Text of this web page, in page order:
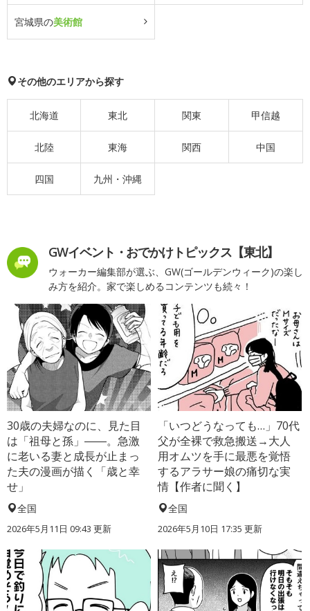
宮城県の美術館
その他のエリアから探す
北海道 東北 関東 甲信越
北陸 東海 関西 中国
四国 九州・沖縄
GWイベント・おでかけトピックス【東北】
ウォーカー編集部が選ぶ、GW(ゴールデンウィーク)の楽し
み方を紹介。家で楽しめるコンテンツも続々！
30歳の夫婦なのに、見た目
は「祖母と孫」――。急激
に老いる妻と成長が止まっ
た夫の漫画が描く「歳と幸
せ」
全国
2026年5月11日 09:43 更新
「いつどうなっても…」70代
父が全裸で救急搬送→大人
用オムツを手に最悪を覚悟
するアラサー娘の痛切な実
情【作者に聞く】
全国
2026年5月10日 17:35 更新